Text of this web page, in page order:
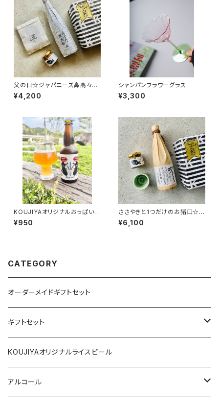
父の日☆ジャパニーズ鼻高々☆
セット
¥4,200
シャンパンフラワーグラス
¥3,300
KOUJIYAオリジナルおっぱいビ
ール(ライスビール1本)
¥950
ささやきと1つだけのお猪口☆セ
ット
¥6,100
CATEGORY
オーダーメイドギフトセット
ギフトセット
1000円～
2000円～
KOUJIYAオリジナルライスビール
アルコール